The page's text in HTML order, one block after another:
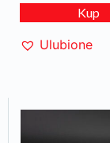
Kup
Ulubione